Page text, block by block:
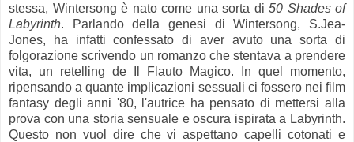
stessa, Wintersong è nato come una sorta di 50 Shades of
Labyrinth. Parlando della genesi di Wintersong, S.Jea-
Jones, ha infatti confessato di aver avuto una sorta di
folgorazione scrivendo un romanzo che stentava a prendere
vita, un retelling de Il Flauto Magico. In quel momento,
ripensando a quante implicazioni sessuali ci fossero nei film
fantasy degli anni '80, l'autrice ha pensato di mettersi alla
prova con una storia sensuale e oscura ispirata a Labyrinth.
Questo non vuol dire che vi aspettano capelli cotonati e